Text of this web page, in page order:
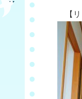
【リビ